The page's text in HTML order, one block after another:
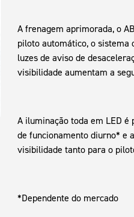
A frenagem aprimorada, o
piloto automático, o sistema
luzes de aviso de
visibilidade aumentam a
A iluminação toda em LED é
de funcionamento diurno* e
visibilidade tanto para o
*Dependente do mercado